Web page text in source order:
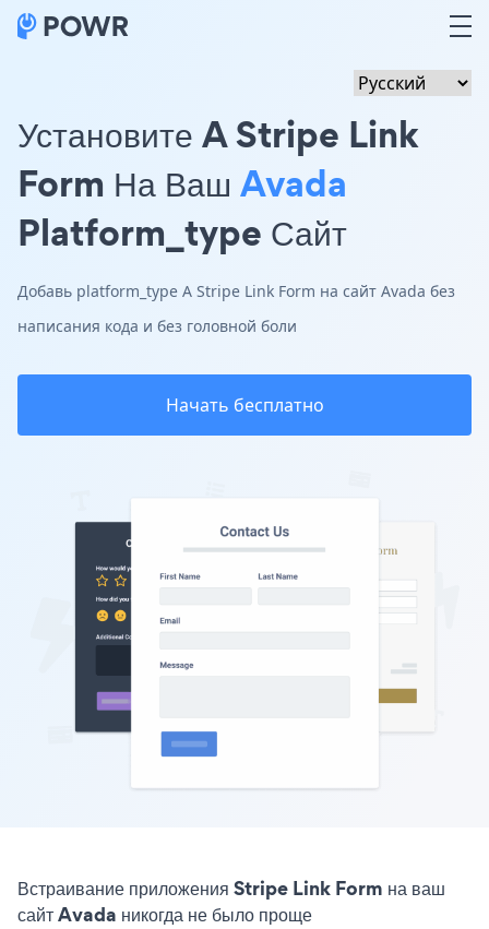
Установите A Stripe Link
Form На Ваш Avada
Platform_type Сайт
Добавь platform_type A Stripe Link Form на сайт Avada без
написания кода и без головной боли
Начать бесплатно
Встраивание приложения Stripe Link Form на ваш
сайт Avada никогда не было проще